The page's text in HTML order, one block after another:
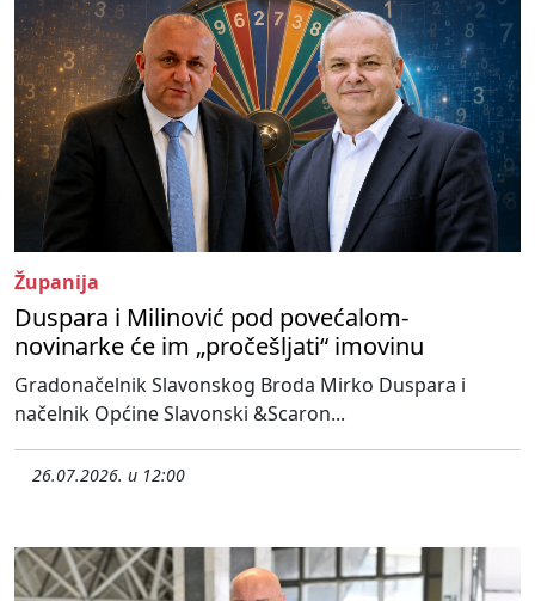
Županija
Duspara i Milinović pod povećalom-
novinarke će im „pročešljati“ imovinu
Gradonačelnik Slavonskog Broda Mirko Duspara i
načelnik Općine Slavonski &Scaron...
26.07.2026. u 12:00